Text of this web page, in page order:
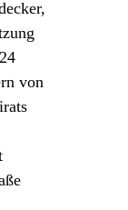
von